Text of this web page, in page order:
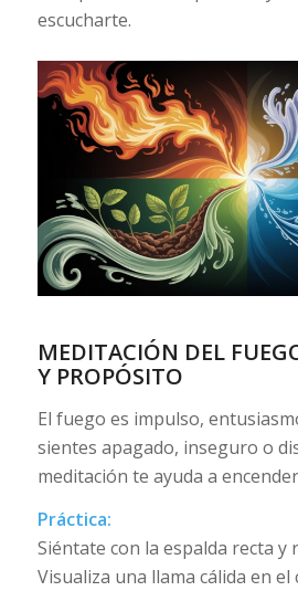
escucharte.
MEDITACIÓN DEL
Y PROPÓSITO
El fuego es impulso,
sientes apagado, inseguro o
meditación te ayuda a
Práctica:
Siéntate con la espalda recta
Visualiza una llama cálida en